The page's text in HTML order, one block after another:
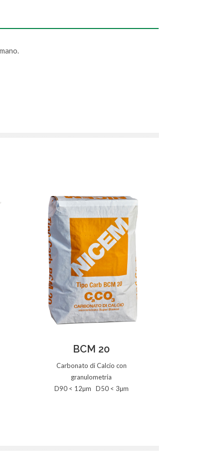
Vedi la Scheda
BCM 20
Carbonato di Calcio con
granulometria
D90 < 12µm D50 < 3µm